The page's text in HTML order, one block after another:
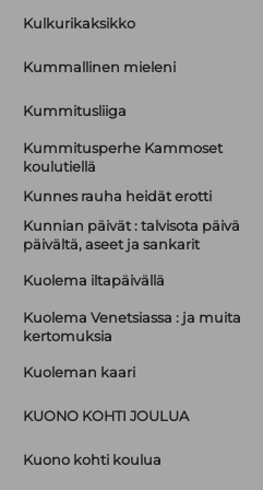
Kulkurikaksikko
Kummallinen mieleni
Kummitusliiga
Kummitusperhe Kammoset
koulutiellä
Kunnes rauha heidät erotti
Kunnian päivät : talvisota päivä
päivältä, aseet ja sankarit
Kuolema iltapäivällä
Kuolema Venetsiassa : ja muita
kertomuksia
Kuoleman kaari
KUONO KOHTI JOULUA
Kuono kohti koulua